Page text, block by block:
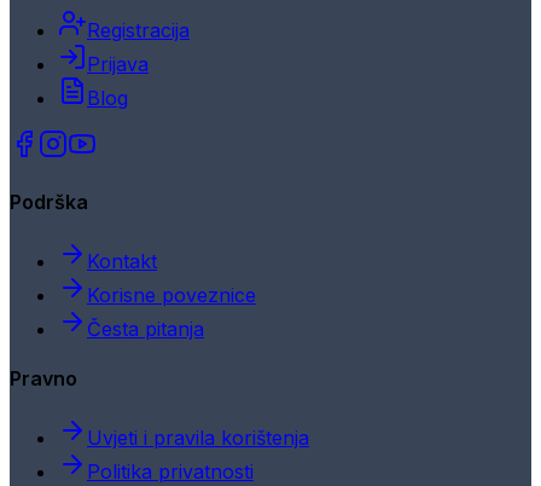
Registracija
Prijava
Blog
Podrška
Kontakt
Korisne poveznice
Česta pitanja
Pravno
Uvjeti i pravila korištenja
Politika privatnosti